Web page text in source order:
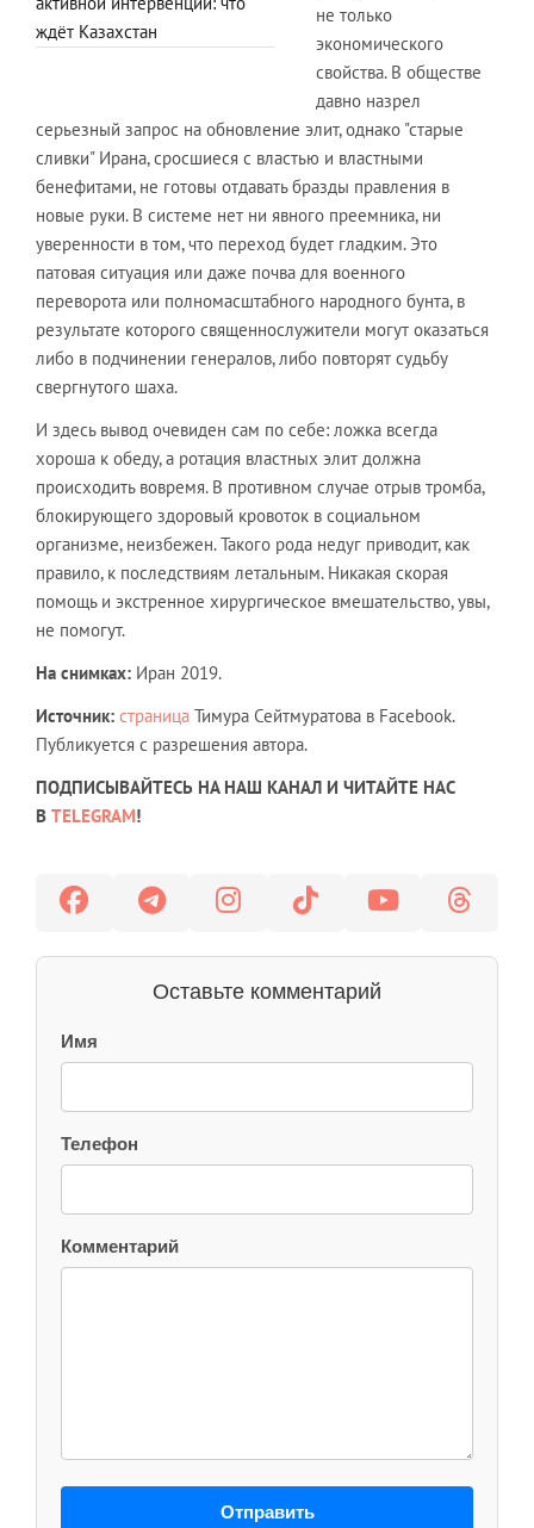
ждёт Казахстан
не только
экономического
свойства. В обществе
давно назрел
серьезный запрос на обновление элит, однако "старые
сливки" Ирана, сросшиеся с властью и властными
бенефитами, не готовы отдавать бразды правления в
новые руки. В системе нет ни явного преемника, ни
уверенности в том, что переход будет гладким. Это
патовая ситуация или даже почва для военного
переворота или полномасштабного народного бунта, в
результате которого священнослужители могут оказаться
либо в подчинении генералов, либо повторят судьбу
свергнутого шаха.
И здесь вывод очевиден сам по себе: ложка всегда
хороша к обеду, а ротация властных элит должна
происходить вовремя. В противном случае отрыв тромба,
блокирующего здоровый кровоток в социальном
организме, неизбежен. Такого рода недуг приводит, как
правило, к последствиям летальным. Никакая скорая
помощь и экстренное хирургическое вмешательство, увы,
не помогут.
На снимках: Иран 2019.
Источник: страница Тимура Сейтмуратова в Facebook.
Публикуется с разрешения автора.
ПОДПИСЫВАЙТЕСЬ НА НАШ КАНАЛ И ЧИТАЙТЕ НАС
В TELEGRAM!
Оставьте комментарий
Имя
Телефон
Комментарий
Отправить